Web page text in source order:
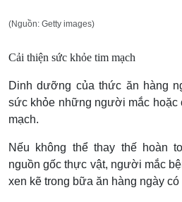
(Nguồn: Getty images)
Cải thiện sức khỏe tim mạch
Dinh dưỡng của thức ăn hàng
sức khỏe những người mắc hoặc
mạch.
Nếu không thể thay thế hoàn
nguồn gốc thực vật, người mắc
xen kẽ trong bữa ăn hàng ngày